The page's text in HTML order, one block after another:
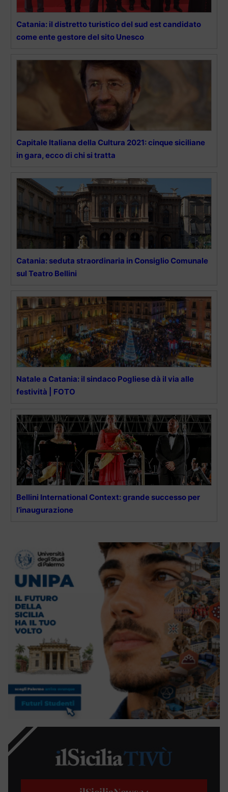
Catania: il distretto turistico del sud est candidato
come ente gestore del sito Unesco
Capitale Italiana della Cultura 2021: cinque siciliane
in gara, ecco di chi si tratta
Catania: seduta straordinaria in Consiglio Comunale
sul Teatro Bellini
Natale a Catania: il sindaco Pogliese dà il via alle
festività | FOTO
Bellini International Context: grande successo per
l’inaugurazione